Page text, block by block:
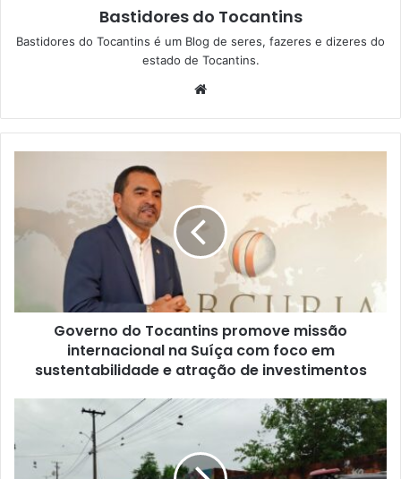
Bastidores do Tocantins
Bastidores do Tocantins é um Blog de seres, fazeres e dizeres do
estado de Tocantins.
b
s
Governo do Tocantins promove missão
internacional na Suíça com foco em
sustentabilidade e atração de investimentos